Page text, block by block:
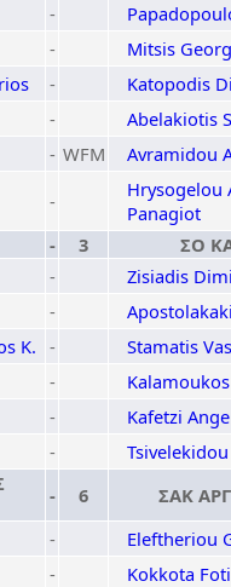
-
-
Mitsis
-
Katopodis
-
Abelakiotis
- WFM
Avramidou
-
Hrysogelou
Panagiot
- 3
ΣΟ
-
Zisiadis
-
K. -
Stamatis
-
-
Kafetzi
-
- 6
ΣΑΚ
-
Eleftheriou
-
Kokkota